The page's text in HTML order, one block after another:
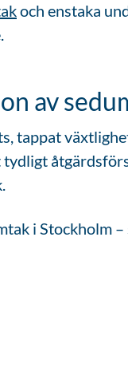
och enstaka
av
tappat
i Stockholm –